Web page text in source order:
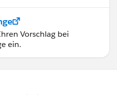
Vorschlag bei
ein.